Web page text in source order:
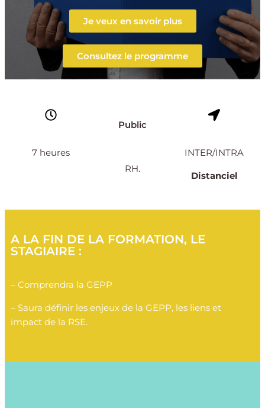
Je veux en savoir plus
Consultez le programme
7 heures
Public
RH.
INTER/INTRA
Distanciel
A LA FIN DE LA FORMATION, LE
STAGIAIRE :
– Comprendra la GEPP
– Saura définir les enjeux de la GEPP, les liens et
impact de la RSE.